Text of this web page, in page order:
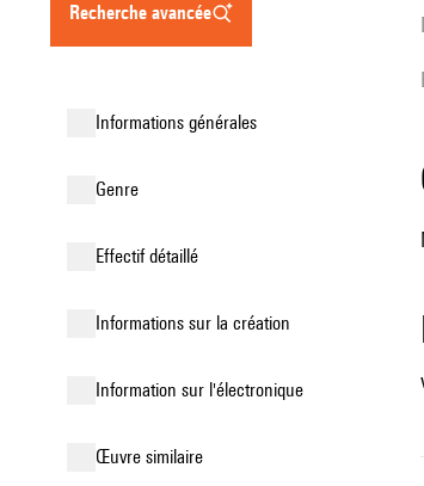
recherche avancée
informations générales
genre
effectif détaillé
informations sur la création
Information sur l'électronique
œuvre similaire